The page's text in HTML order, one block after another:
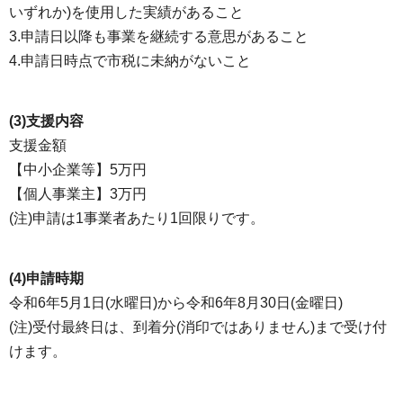
いずれか)を使用した実績があること
3.申請日以降も事業を継続する意思があること
4.申請日時点で市税に未納がないこと
(3)支援内容
支援金額
【中小企業等】5万円
【個人事業主】3万円
(注)申請は1事業者あたり1回限りです。
(4)申請時期
令和6年5月1日(水曜日)から令和6年8月30日(金曜日)
(注)受付最終日は、到着分(消印ではありません)まで受け付
けます。